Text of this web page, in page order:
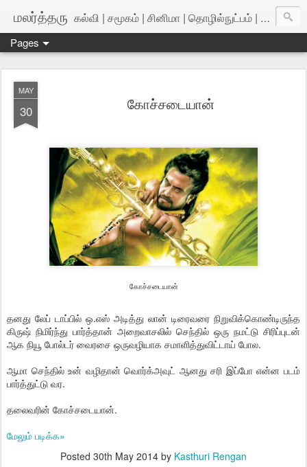
மலர்த்தரு கல்வி | சமூகம் | சினிமா | தொழில்நுட்பம் | அறிவியல்
Pages
MAY
30 கோச்சடையான்
கோச்சடையான்
தனது லேப் டாப்பில் ஒ.எஸ் அடித்து லான் டிரைவரை நிறுவிக்கொண்டிருந்த
கிருஷ் நிமிர்ந்து பார்த்தான் அறைவாசலில் செந்தில் ஒரு நமட்டு சிரிப்புடன்
ஆக நியூ போல்டர் வைரசை ஒருவழியாக சமாளித்துவிட்டாய் போல.
ஆமா செந்தில் உன் வழிதான் வொர்க்அவுட் ஆனது சரி இப்போ என்ன படம்
பார்த்துட்டு வர.
தலைவரின் கோச்சடையான்.
மேலும் படிக்க»
Posted 30th May 2014 by Kasthuri Rengan